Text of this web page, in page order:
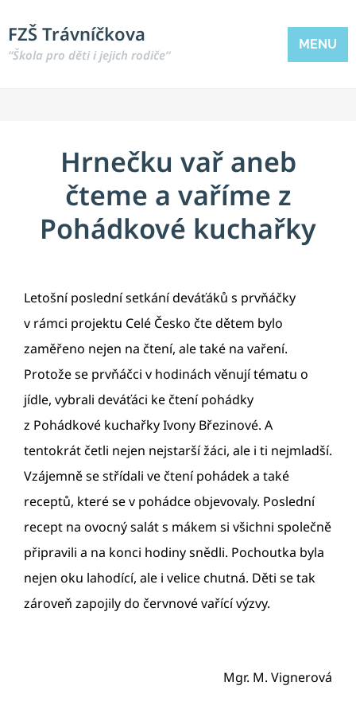
FZŠ Trávníčkova
“Škola pro děti i jejich rodiče“
MENU
Hrnečku vař aneb
čteme a vaříme z
Pohádkové kuchařky
Letošní poslední setkání deváťáků s prvňáčky
v rámci projektu Celé Česko čte dětem bylo
zaměřeno nejen na čtení, ale také na vaření.
Protože se prvňáčci v hodinách věnují tématu o
jídle, vybrali deváťáci ke čtení pohádky
z Pohádkové kuchařky Ivony Březinové. A
tentokrát četli nejen nejstarší žáci, ale i ti nejmladší.
Vzájemně se střídali ve čtení pohádek a také
receptů, které se v pohádce objevovaly. Poslední
recept na ovocný salát s mákem si všichni společně
připravili a na konci hodiny snědli. Pochoutka byla
nejen oku lahodící, ale i velice chutná. Děti se tak
zároveň zapojily do červnové vařící výzvy.
Mgr. M. Vignerová